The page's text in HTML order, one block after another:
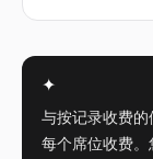
✦
与按记录收费
每个席位收费